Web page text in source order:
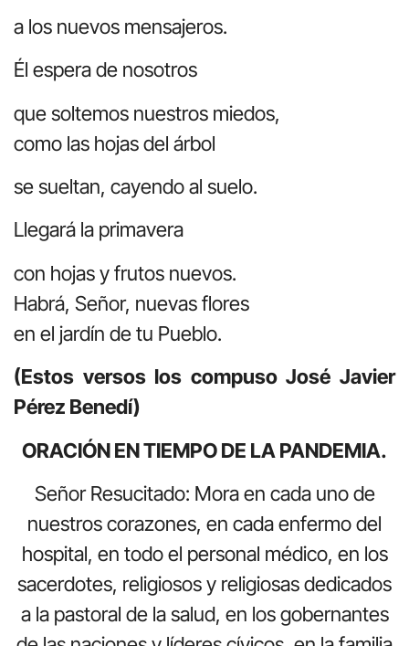
a los nuevos mensajeros.
Él espera de nosotros
que soltemos nuestros miedos,
como las hojas del árbol
se sueltan, cayendo al suelo.
Llegará la primavera
con hojas y frutos nuevos.
Habrá, Señor, nuevas flores
en el jardín de tu Pueblo.
(Estos versos los compuso José Javier
Pérez Benedí)
ORACIÓN EN TIEMPO DE LA PANDEMIA.
Señor Resucitado: Mora en cada uno de
nuestros corazones, en cada enfermo del
hospital, en todo el personal médico, en los
sacerdotes, religiosos y religiosas dedicados
a la pastoral de la salud, en los gobernantes